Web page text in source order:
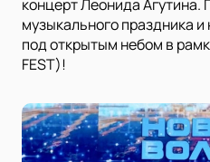
концерт Леонида Агутина.
музыкального праздника
под открытым небом в
FEST)!